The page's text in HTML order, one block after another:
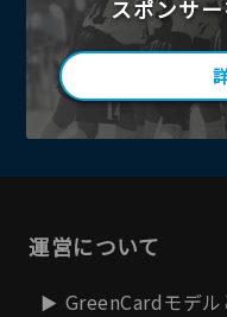
スポンサー
運営について
GreenCardモデル